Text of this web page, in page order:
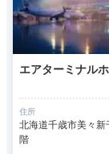
エアターミナル
北海道千歳市美々
階